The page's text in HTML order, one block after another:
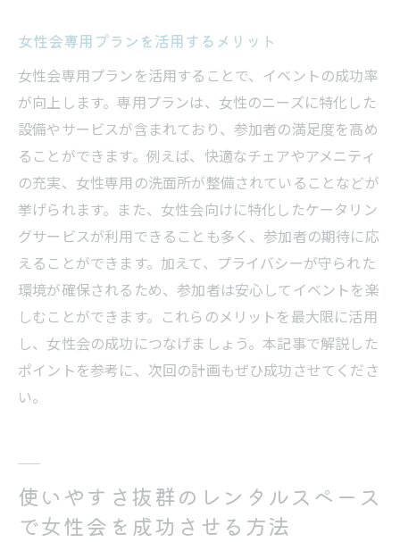
女性会専用プランを活用するメリット
女性会専用プランを活用することで、イベントの成功率
が向上します。専用プランは、女性のニーズに特化した
設備やサービスが含まれており、参加者の満足度を高め
ることができます。例えば、快適なチェアやアメニティ
の充実、女性専用の洗面所が整備されていることなどが
挙げられます。また、女性会向けに特化したケータリン
グサービスが利用できることも多く、参加者の期待に応
えることができます。加えて、プライバシーが守られた
環境が確保されるため、参加者は安心してイベントを楽
しむことができます。これらのメリットを最大限に活用
し、女性会の成功につなげましょう。本記事で解説した
ポイントを参考に、次回の計画もぜひ成功させてくださ
い。
使いやすさ抜群のレンタルスペース
で女性会を成功させる方法